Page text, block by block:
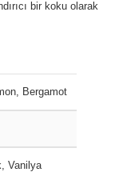
bir koku olarak
Bergamot
Vanilya